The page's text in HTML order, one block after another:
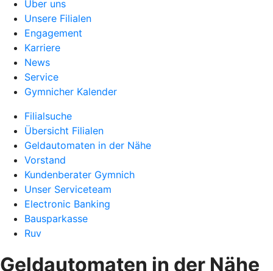
Über uns
Unsere Filialen
Engagement
Karriere
News
Service
Gymnicher Kalender
Filialsuche
Übersicht Filialen
Geldautomaten in der Nähe
Vorstand
Kundenberater Gymnich
Unser Serviceteam
Electronic Banking
Bausparkasse
Ruv
Geldautomaten in der Nähe